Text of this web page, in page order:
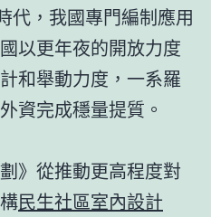
代，我國專門編制應用
以更年夜的開放力度
和舉動力度，一系羅
資完成穩量提質。
從推動更高程度對
民生社區室內設計